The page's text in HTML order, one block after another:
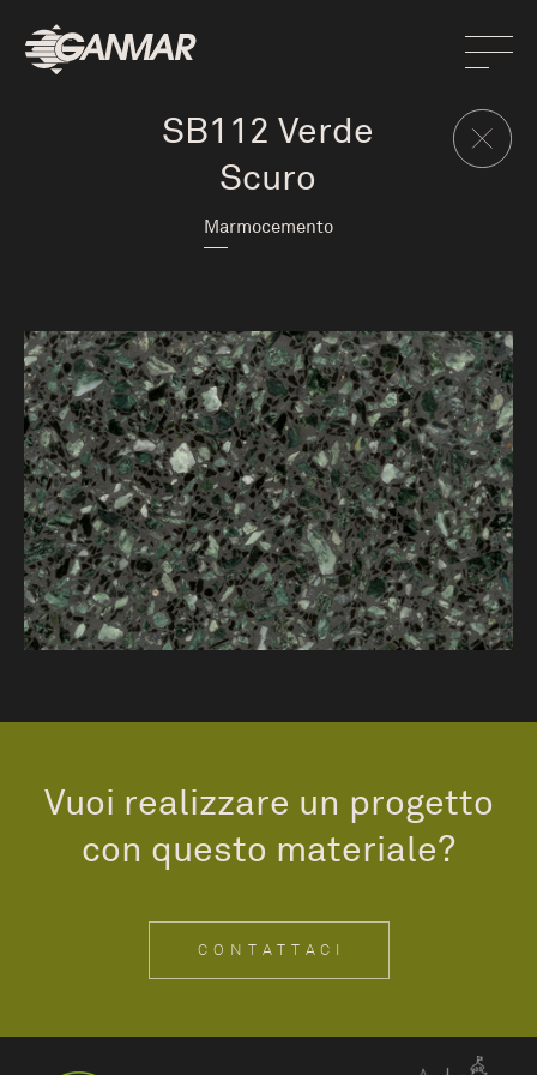
SB112 Verde
Scuro
Marmocemento
Vuoi realizzare un progetto
con questo materiale?
CONTATTACI